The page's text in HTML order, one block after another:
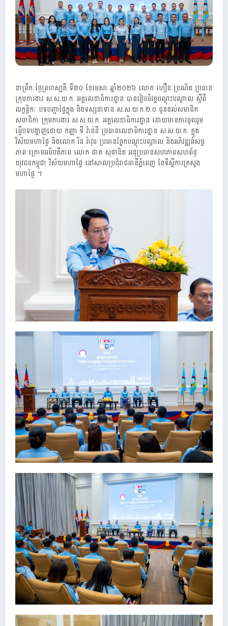
នាព្រឹក ថ្ងៃព្រហស្បតិ៍ ទី៣០ ខែមេសា ឆ្នាំ២០២៦ លោក ហឿន ប្រណិត ប្រធាន
ក្រុមការងារ ស.ស.យ.ក. អគ្គលេខាធិការដ្ឋាន បានរៀបចំវគ្គបណ្តុះបណ្តាល ស្តីពី
លក្ខន្តិកៈ បទបញ្ជាផ្ទៃក្នុង និងទស្សនាទាន ស.ស.យ.ក.២.០ ជូនដល់សមាជិក
សមាជិកា ក្រុមការងារ ស.ស.យ.ក. អគ្គលេខាធិការដ្ឋាន ដោយមានការចូលរួម
ធ្វើបទបង្ហាញដោយ កញ្ញា ទី វ៉ាន់នី ប្រធានលេខាធិការដ្ឋាន ស.ស.យ.ក. ក្នុង
វិស័យមហាផ្ទៃ និងលោក រិន រ៉ាវុធ ប្រធានផ្នែកបណ្តុះបណ្តាល និងអភិវឌ្ឍន៍សម្ថ
ភាព ក្រោមអធិបតីភាព លោក ផាត សុផានិត អនុប្រធានសហភាពសហព័ន្ធ
យុវជនកម្ពុជា វិស័យមហាផ្ទៃ នៅសាលប្រជុំរាជធានីភ្នំពេញ នៃទីស្តីការក្រសួង
មហាផ្ទៃ ។